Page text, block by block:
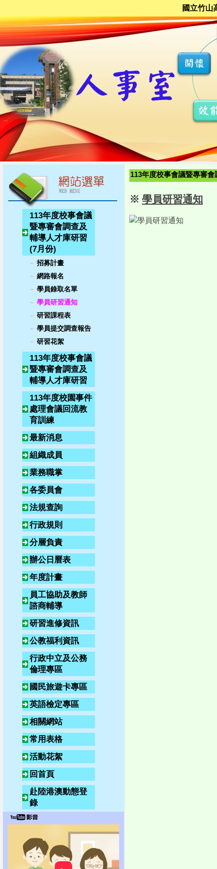
國立竹山
113年度校事會議
暨專審會調查及
輔導人才庫研習
(7月份)
招募計畫
網路報名
學員錄取名單
學員研習通知
研習課程表
學員提交調查報告
研習花絮
113年度校事會議
暨專審會調查及
輔導人才庫研習
113年度校園事件
處理會議回流教
育訓練
最新消息
組織成員
業務職掌
各委員會
法規查詢
行政規則
分層負責
辦公日曆表
年度計畫
員工協助及教師
諮商輔導
研習進修資訊
公教福利資訊
行政中立及公務
倫理專區
國民旅遊卡專區
英語檢定專區
相關網站
常用表格
活動花絮
回首頁
赴陸港澳動態登
錄
113年度校事會議暨專審
※ 學員研習通知